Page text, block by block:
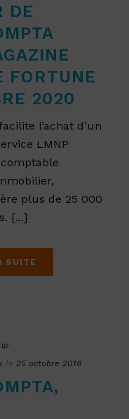
DE
FORTUNE
2020
l’achat d’un
LMNP
comptable
plus de 25 000
[...]
SUITE
le 25 octobre 2018